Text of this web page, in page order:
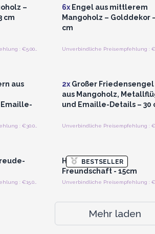
–
cm
Unverbindliche Preisempfehlung : €5.00/Angel
6x Engel aus mittlerem
Mangoholz – Golddekor
cm
aus
Unverbindliche Preisempfehlung : €30.00/Stück
2x Großer Friedensengel
aus Mangoholz,
und Emaille-Details – 30
Unverbindliche Preisempfehlung : €15.00/Engel
BESTSELLER
Hati-Hati Engel -
Freundschaft - 15cm
Mehr laden